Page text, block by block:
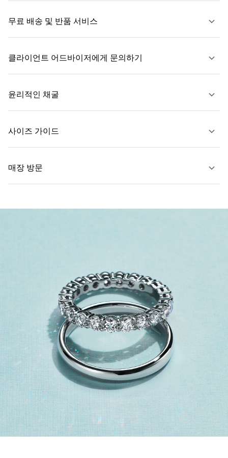
무료 배송 및 반품 서비스
자세히 보기
클라이언트 어드바이저에게 문의하기
윤리적인 채굴
사이즈 가이드
자세히 보기
매장 방문